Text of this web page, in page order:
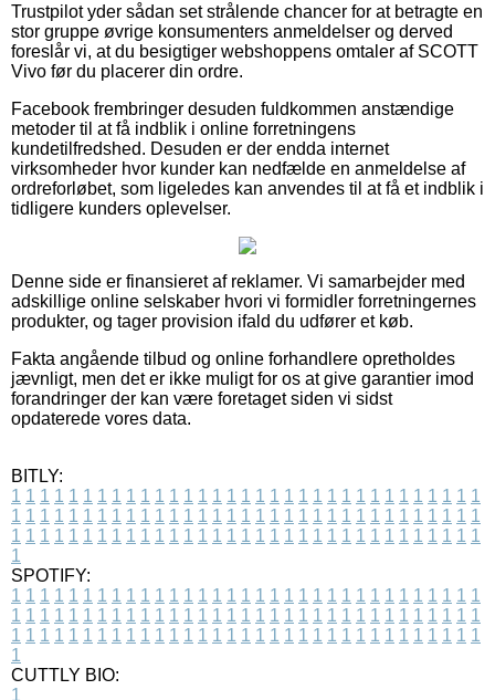
Trustpilot yder sådan set strålende chancer for at betragte en
stor gruppe øvrige konsumenters anmeldelser og derved
foreslår vi, at du besigtiger webshoppens omtaler af SCOTT
Vivo før du placerer din ordre.
Facebook frembringer desuden fuldkommen anstændige
metoder til at få indblik i online forretningens
kundetilfredshed. Desuden er der endda internet
virksomheder hvor kunder kan nedfælde en anmeldelse af
ordreforløbet, som ligeledes kan anvendes til at få et indblik i
tidligere kunders oplevelser.
Denne side er finansieret af reklamer. Vi samarbejder med
adskillige online selskaber hvori vi formidler forretningernes
produkter, og tager provision ifald du udfører et køb.
Fakta angående tilbud og online forhandlere opretholdes
jævnligt, men det er ikke muligt for os at give garantier imod
forandringer der kan være foretaget siden vi sidst
opdaterede vores data.
BITLY:
1 1 1 1 1 1 1 1 1 1 1 1 1 1 1 1 1 1 1 1 1 1 1 1 1 1 1 1 1 1 1 1 1
1 1 1 1 1 1 1 1 1 1 1 1 1 1 1 1 1 1 1 1 1 1 1 1 1 1 1 1 1 1 1 1 1
1 1 1 1 1 1 1 1 1 1 1 1 1 1 1 1 1 1 1 1 1 1 1 1 1 1 1 1 1 1 1 1 1
1
SPOTIFY:
1 1 1 1 1 1 1 1 1 1 1 1 1 1 1 1 1 1 1 1 1 1 1 1 1 1 1 1 1 1 1 1 1
1 1 1 1 1 1 1 1 1 1 1 1 1 1 1 1 1 1 1 1 1 1 1 1 1 1 1 1 1 1 1 1 1
1 1 1 1 1 1 1 1 1 1 1 1 1 1 1 1 1 1 1 1 1 1 1 1 1 1 1 1 1 1 1 1 1
1
CUTTLY BIO:
1